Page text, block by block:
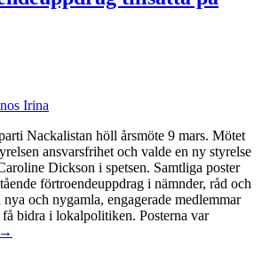
Irina
Nackalistan höll årsmöte 9 mars. Mötet
ansvarsfrihet och valde en ny styrelse
Dickson i spetsen. Samtliga poster
förtroendeuppdrag i nämnder, råd och
och nygamla, engagerade medlemmar
få bidra i lokalpolitiken. Posterna var